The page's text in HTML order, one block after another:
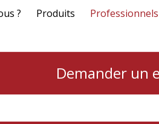
? Produits Professionnels
Demander un